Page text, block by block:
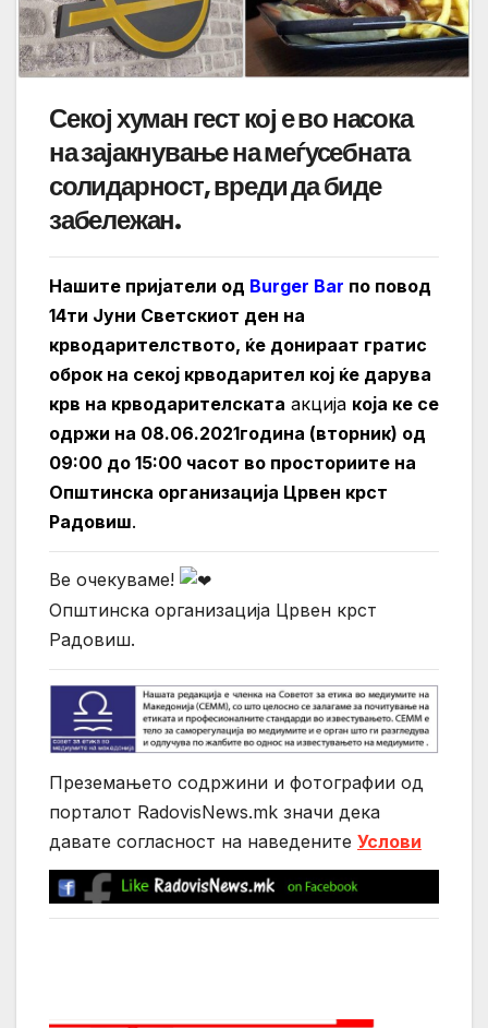
Секој хуман гест кој е во насока
на зајакнување на меѓусебната
солидарност, вреди да биде
забележан.
Нашите пријатели од Burger Bar по повод
14ти Јуни Светскиот ден на
крводарителството, ќе донираат гратис
оброк на секој крводарител кој ќе дарува
крв на крводарителската акција која ке се
одржи на 08.06.2021година (вторник) од
09:00 до 15:00 часот во просториите на
Општинска организација Црвен крст
Радовиш.
Ве очекуваме!
Општинска организација Црвен крст
Радовиш.
Преземањето содржини и фотографии од
порталот RadovisNews.mk значи дека
давате согласност на нaведените Услови